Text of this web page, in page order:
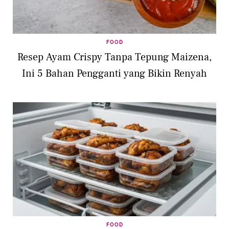
FOOD
Resep Ayam Crispy Tanpa Tepung Maizena,
Ini 5 Bahan Pengganti yang Bikin Renyah
FOOD